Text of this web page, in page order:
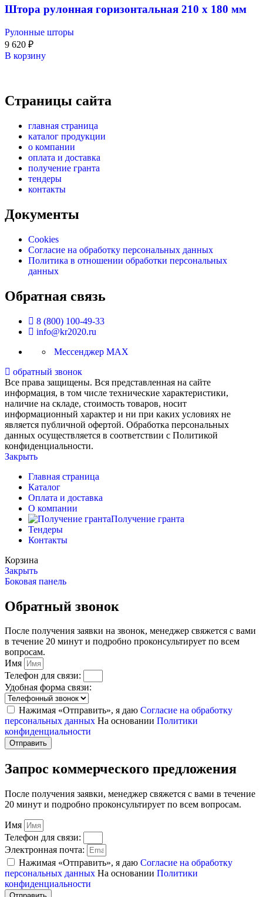
Штора рулонная горизонтальная 210 x 180 мм
Рулонные шторы
9 620 ₽
В корзину
Страницы сайта
главная страница
каталог продукции
о компании
оплата и доставка
получение гранта
тендеры
контакты
Документы
Cookies
Согласие на обработку персональных данных
Политика в отношении обработки персональных
данных
Обратная связь
8 (800) 100-49-33
info@kr2020.ru
Мессенджер MAX
обратный звонок
Все права защищены. Вся представленная на сайте
информация, в том числе технические характеристики,
наличие на складе, стоимость товаров, носит
информационный характер и ни при каких условиях не
является публичной офертой. Обработка персональных
данных осуществляется в соответствии с Политикой
конфиденциальности.
Закрыть
Главная страница
Каталог
Оплата и доставка
О компании
Получение гранта
Тендеры
Контакты
Корзина
Закрыть
Боковая панель
Обратный звонок
После получения заявки на звонок, менеджер свяжется с вами
в течение 20 минут и подробно проконсультирует по всем
вопросам.
Имя
Телефон для связи:
Удобная форма связи:
Нажимая «Отправить», я даю Согласие на обработку
персональных данных На основании Политики
конфиденциальности
Отправить
Запрос коммерческого предложения
После получения заявки, менеджер свяжется с вами в течение
20 минут и подробно проконсультирует по всем вопросам.
Имя
Телефон для связи:
Электронная почта:
Нажимая «Отправить», я даю Согласие на обработку
персональных данных На основании Политики
конфиденциальности